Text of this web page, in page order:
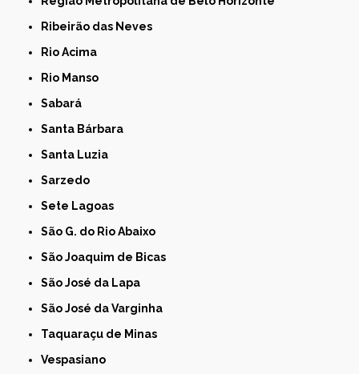
Ribeirão das Neves
Rio Acima
Rio Manso
Sabará
Santa Bárbara
Santa Luzia
Sarzedo
Sete Lagoas
São G. do Rio Abaixo
São Joaquim de Bicas
São José da Lapa
São José da Varginha
Taquaraçu de Minas
Vespasiano